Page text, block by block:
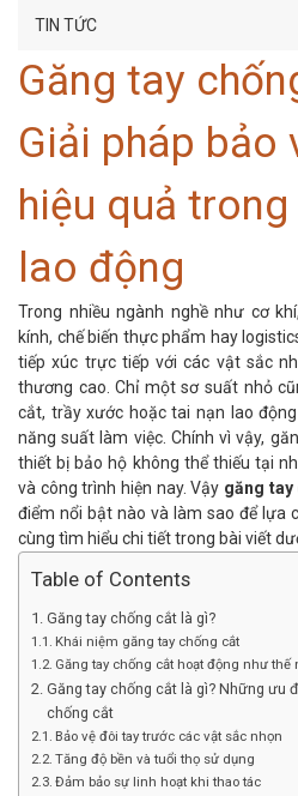
TIN TỨC
Găng tay
Giải pháp bảo
hiệu quả
lao động
Trong nhiều ngành nghề như cơ
kính, chế biến thực phẩm hay
tiếp xúc trực tiếp với các vật sắc
thương cao. Chỉ một sơ suất nhỏ
cắt, trầy xước hoặc tai nạn lao động
năng suất làm việc. Chính vì vậy,
thiết bị bảo hộ không thể thiếu tại
và công trình hiện nay. Vậy găng tay
điểm nổi bật nào và làm sao để lựa
cùng tìm hiểu chi tiết trong bài viết
Table of Contents
Găng tay chống cắt là gì?
Khái niệm găng tay chống cắt
Găng tay chống cắt hoạt động như thế
Găng tay chống cắt là gì? Những ưu
chống cắt
Bảo vệ đôi tay trước các vật sắc nhọn
Tăng độ bền và tuổi thọ sử dụng
Đảm bảo sự linh hoạt khi thao tác